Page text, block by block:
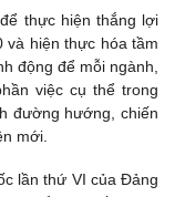
thực hiện thắng lợi
và hiện thực hóa tầm
động để mỗi ngành,
việc cụ thể trong
đường hướng, chiến
mới.
lần thứ VI của Đảng